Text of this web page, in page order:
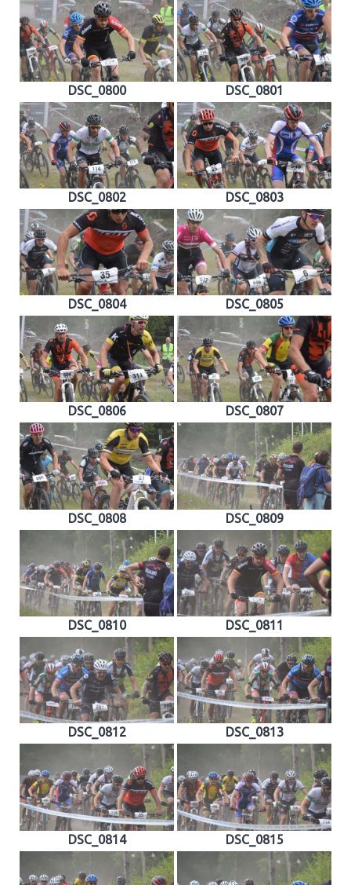
DSC_0800 DSC_0801
DSC_0802 DSC_0803
DSC_0804 DSC_0805
DSC_0806 DSC_0807
DSC_0808 DSC_0809
DSC_0810 DSC_0811
DSC_0812 DSC_0813
DSC_0814 DSC_0815